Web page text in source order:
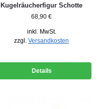
Kugelräucherfigur Schotte
68,90 €
inkl. MwSt.
zzgl. Versandkosten
Details